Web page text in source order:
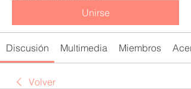
Unirse
Discusión Multimedia Miembros
Volver